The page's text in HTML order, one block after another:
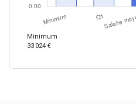
Minimum
33 024 €